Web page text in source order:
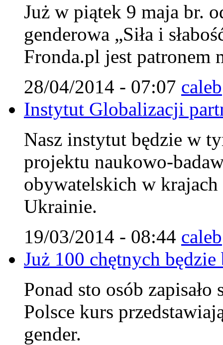
Już w piątek 9 maja br.
genderowa „Siła i
Fronda.pl jest patronem
28/04/2014 - 07:07 caleb
Instytut Globalizacji
Nasz instytut będzie w
projektu naukowo-
obywatelskich w
Ukrainie.
19/03/2014 - 08:44 caleb
Już 100 chętnych
Ponad sto osób
Polsce kurs
gender.